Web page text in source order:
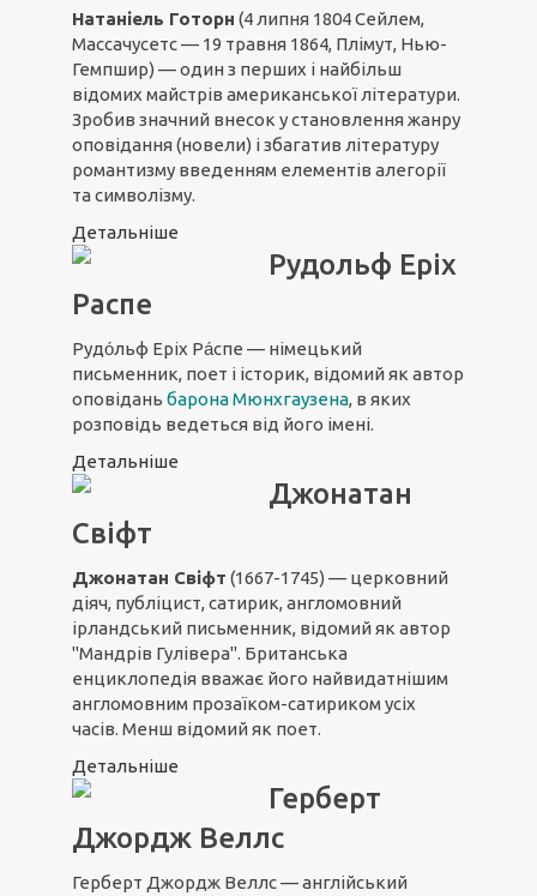
Натаніель Готорн (4 липня 1804 Сейлем,
Массачусетс — 19 травня 1864, Плімут, Нью-
Гемпшир) — один з перших і найбільш
відомих майстрів американської літератури.
Зробив значний внесок у становлення жанру
оповідання (новели) і збагатив літературу
романтизму введенням елементів алегорії
та символізму.
Детальніше
Рудольф Еріх
Распе
Рудо́льф Еріх Ра́спе — німецький
письменник, поет і історик, відомий як автор
оповідань барона Мюнхгаузена, в яких
розповідь ведеться від його імені.
Детальніше
Джонатан
Свіфт
Джонатан Свіфт (1667-1745) — церковний
діяч, публіцист, сатирик, англомовний
ірландський письменник, відомий як автор
"Мандрів Гулівера". Британська
енциклопедія вважає його найвидатнішим
англомовним прозаїком-сатириком усіх
часів. Менш відомий як поет.
Детальніше
Герберт
Джордж Веллс
Герберт Джордж Веллс — англійський